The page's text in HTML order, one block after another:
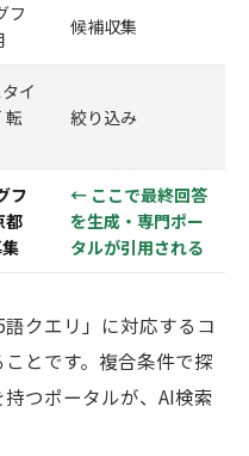
フ
候補収集
イ
転
絞り込み
フ
都
← ここで最終回答
を生成・専門ポー
タルが引用される
クエリ」に対応するコ
とです。複合条件で探
つポータルが、AI検索